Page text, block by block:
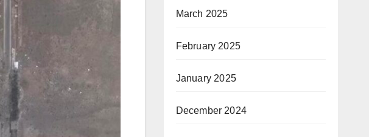
March 2025
February 2025
January 2025
December 2024